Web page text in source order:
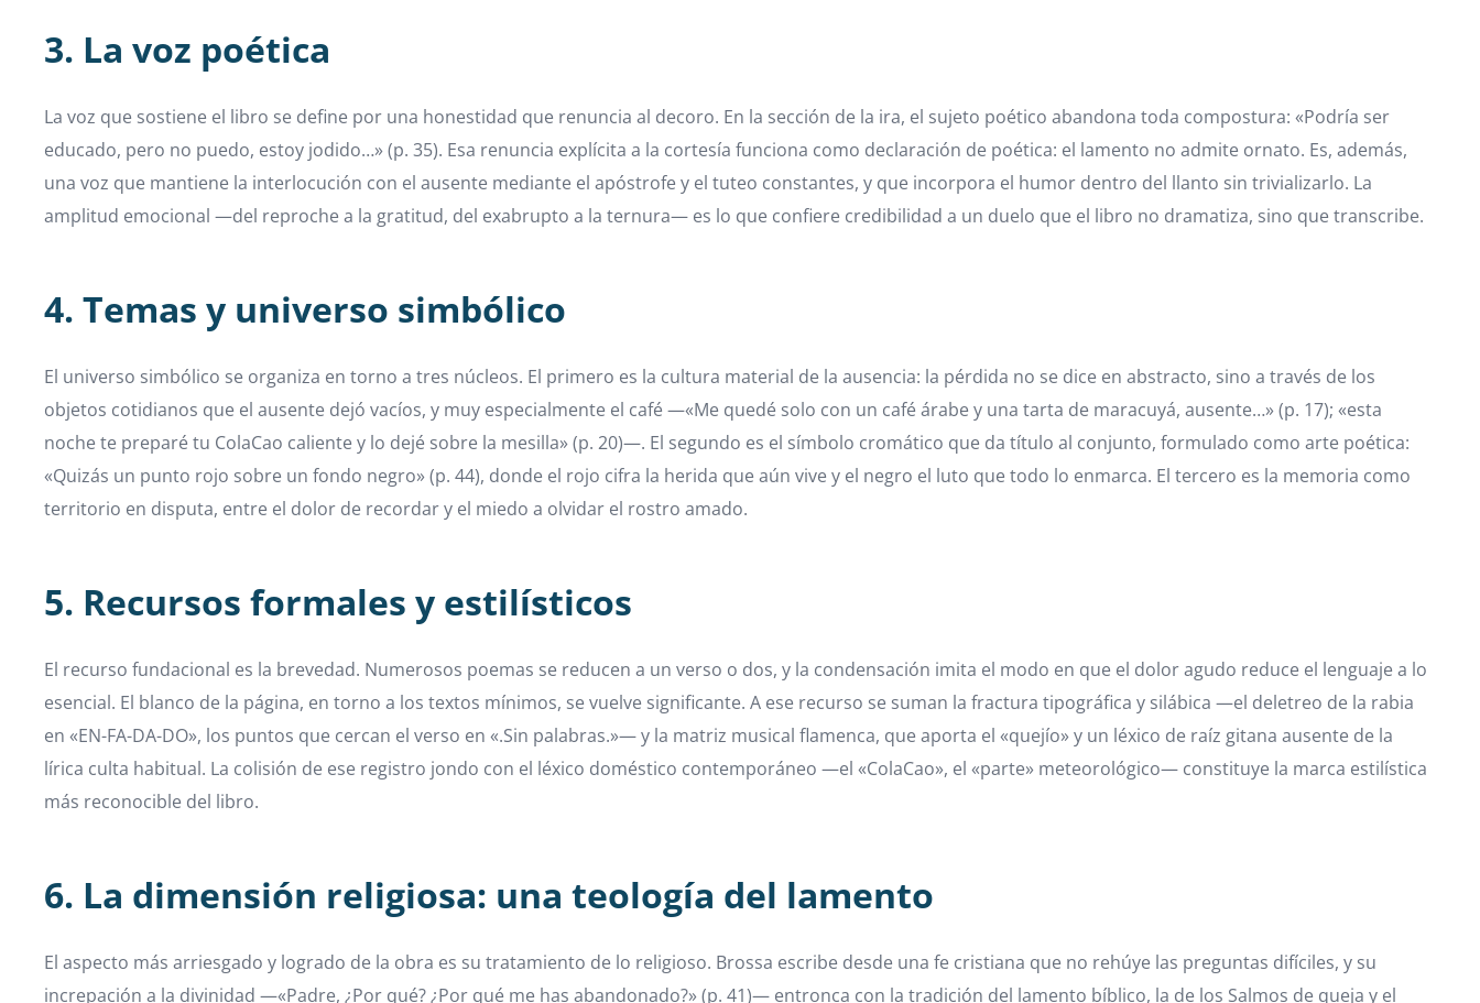
3. La voz poética
La voz que sostiene el libro se define por una honestidad que renuncia al decoro. En la sección de la ira, el sujeto poético abandona toda compostura: «Podría ser
educado, pero no puedo, estoy jodido…» (p. 35). Esa renuncia explícita a la cortesía funciona como declaración de poética: el lamento no admite ornato. Es, además,
una voz que mantiene la interlocución con el ausente mediante el apóstrofe y el tuteo constantes, y que incorpora el humor dentro del llanto sin trivializarlo. La
amplitud emocional —del reproche a la gratitud, del exabrupto a la ternura— es lo que confiere credibilidad a un duelo que el libro no dramatiza, sino que transcribe.
4. Temas y universo simbólico
El universo simbólico se organiza en torno a tres núcleos. El primero es la cultura material de la ausencia: la pérdida no se dice en abstracto, sino a través de los
objetos cotidianos que el ausente dejó vacíos, y muy especialmente el café —«Me quedé solo con un café árabe y una tarta de maracuyá, ausente…» (p. 17); «esta
noche te preparé tu ColaCao caliente y lo dejé sobre la mesilla» (p. 20)—. El segundo es el símbolo cromático que da título al conjunto, formulado como arte poética:
«Quizás un punto rojo sobre un fondo negro» (p. 44), donde el rojo cifra la herida que aún vive y el negro el luto que todo lo enmarca. El tercero es la memoria como
territorio en disputa, entre el dolor de recordar y el miedo a olvidar el rostro amado.
5. Recursos formales y estilísticos
El recurso fundacional es la brevedad. Numerosos poemas se reducen a un verso o dos, y la condensación imita el modo en que el dolor agudo reduce el lenguaje a lo
esencial. El blanco de la página, en torno a los textos mínimos, se vuelve significante. A ese recurso se suman la fractura tipográfica y silábica —el deletreo de la rabia
en «EN-FA-DA-DO», los puntos que cercan el verso en «.Sin palabras.»— y la matriz musical flamenca, que aporta el «quejío» y un léxico de raíz gitana ausente de la
lírica culta habitual. La colisión de ese registro jondo con el léxico doméstico contemporáneo —el «ColaCao», el «parte» meteorológico— constituye la marca estilística
más reconocible del libro.
6. La dimensión religiosa: una teología del lamento
El aspecto más arriesgado y logrado de la obra es su tratamiento de lo religioso. Brossa escribe desde una fe cristiana que no rehúye las preguntas difíciles, y su
increpación a la divinidad —«Padre, ¿Por qué? ¿Por qué me has abandonado?» (p. 41)— entronca con la tradición del lamento bíblico, la de los Salmos de queja y el